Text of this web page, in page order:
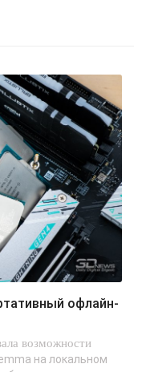
возможности
на локальном